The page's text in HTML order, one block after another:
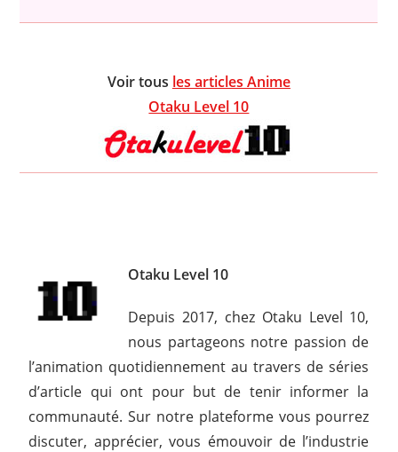
Voir tous les articles Anime
Otaku Level 10
Otaku Level 10
Depuis 2017, chez Otaku Level 10,
nous partageons notre passion de
l’animation quotidiennement au travers de séries
d’article qui ont pour but de tenir informer la
communauté. Sur notre plateforme vous pourrez
discuter, apprécier, vous émouvoir de l’industrie